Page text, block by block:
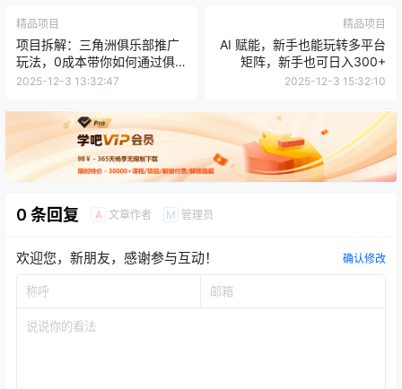
精品项目
项目拆解：三角洲俱乐部推广
玩法，0成本带你如何通过俱
乐部賺钱
2025-12-3 13:32:47
精品项目
AI 赋能，新手也能玩转多平台
矩阵，新手也可日入300+
2025-12-3 15:32:10
0 条回复 A 文章作者 M 管理员
欢迎您，新朋友，感谢参与互动！ 确认修改